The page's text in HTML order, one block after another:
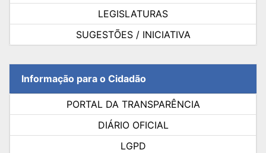
LEGISLATURAS
SUGESTÕES / INICIATIVA
Informação para o Cidadão
PORTAL DA TRANSPARÊNCIA
DIÁRIO OFICIAL
LGPD